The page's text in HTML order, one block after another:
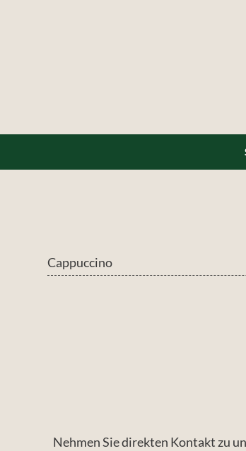
Cappuccino
Nehmen Sie direkten Kontakt zu